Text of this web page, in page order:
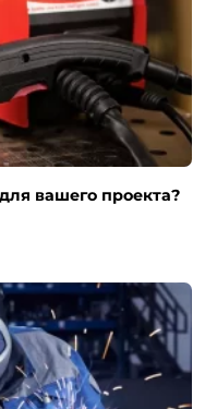
вашего проекта?